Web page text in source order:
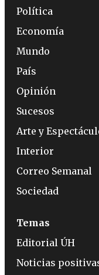
Política
Economía
Mundo
País
Opinión
Sucesos
Arte y
Interior
Correo Semanal
Sociedad
Temas
Editorial ÚH
Noticias